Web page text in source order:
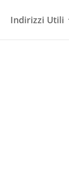
Indirizzi Utili